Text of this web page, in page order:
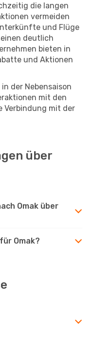
die langen
vermeiden
und Flüge
deutlich
bieten in
und Aktionen
der Nebensaison
mit den
Verbindung mit der
über
Omak über
Omak?